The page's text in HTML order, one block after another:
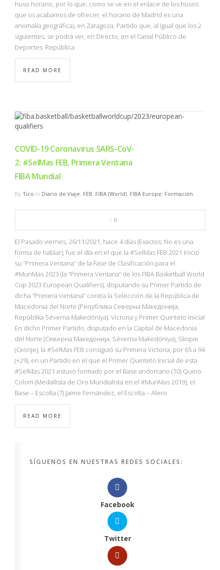
huso horario, por lo que, como se ve en el enlace de los husos
que os acabamos de ofrecer, el horario de Madrid es una
anomalía geográfica), en Zaragoza, Partido que, al Igual que los 2
siguientes, se podrá ver, en Directo, en el Canal Público de
Deportes. República
READ MORE
COVID-19 Coronavirus SARS-CoV-
2: #SelMas FEB, Primera Ventana
FIBA Mundial
By Tico in Diario de Viaje, FEB, FIBA (World), FIBA Europe, Formación
0
El Pasado viernes, 26/11/2021, hace 4 días (Exactos, No es una
forma de hablar), fue el día en el que la #SelMas FEB 2021 Inició
su “Primera Ventana” de la Fase de Clasificación para el
#MunMas 2023 (la “Primera Ventana” de los FIBA Basketball World
Cup 2023 European Qualifiers), disputando su Primer Partido de
dicha “Primera Ventana” contra la Selección de la República de
Macedonia del Norte (Република Северна Македонија,
Repúblika Séverna Makedóniya). Victoria y Primer Quinteto Inicial
En dicho Primer Partido, disputado en la Capital de Macedonia
del Norte (Северна Македонија, Séverna Makedóniya), Skopie
(Скопје), la #SelMas FEB consiguió su Primera Victoria, por 65 a 94
(+29), en un Partido en el que el Primer Quinteto Inicial de esta
#SelMas 2021 estuvo formado por el Base andorrano (10) Quino
Colom (Medallista de Oro Mundialista en el #MunMas 2019), el
Base – Escolta (7) Jaime Fernández, el Escolta – Alero
READ MORE
SÍGUENOS EN NUESTRAS REDES SOCIALES:
Facebook
Twitter